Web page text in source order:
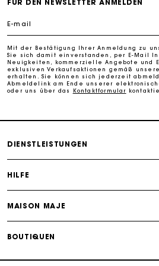
Die Maje-Geschenkkarte: Die
perfekte Geschenk
FÜR DEN NEWSLETTER ANMELDEN
E-mail
Mit der Bestätigung Ihrer Anmeldung zu
Sie sich damit einverstanden, per E-Mail
Neuigkeiten, kommerzielle Angebote und
exklusiven Verkaufsaktionen gemäß
erhalten. Sie können sich jederzeit
Abmeldelink am Ende unserer
oder uns über das
Kontaktformular
DIENSTLEISTUNGEN
HILFE
MAISON MAJE
BOUTIQUEN